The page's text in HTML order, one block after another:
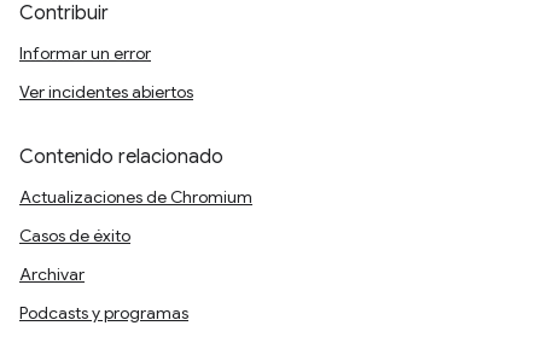
Contribuir
Informar un error
Ver incidentes abiertos
Contenido relacionado
Actualizaciones de Chromium
Casos de éxito
Archivar
Podcasts y programas